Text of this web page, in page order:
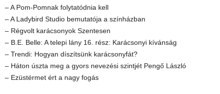
– A Pom-Pomnak folytatódnia kell
– A Ladybird Studio bemutatója a színházban
– Régvolt karácsonyok Szentesen
– B.E. Belle: A telepi lány 16. rész: Karácsonyi kívánság
– Trendi: Hogyan díszítsünk karácsonyfát?
– Háton úszta meg a gyors nevezési szintjét Pengő László
– Ezüstérmet ért a nagy fogás